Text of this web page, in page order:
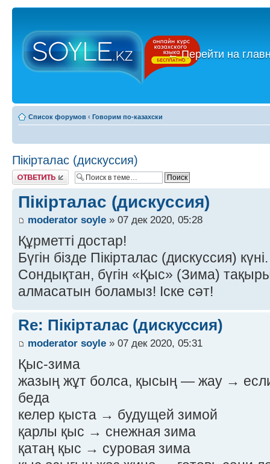
←Перейти на
Список форумов ‹ Говорим по-казахски
Пікірталас (дискуссия)
Ответить
Пікірталас (дискуссия)
moderator soyle » 07 дек 2020, 05:28
Құрметті достар!
Бүгін бізде Пікірталас (дискуссия) күні.
Сондықтан, бүгін «Қыс» (Зима)
алмасатын боламыз! Іске сәт!
Re: Пікірталас (дискуссия)
moderator soyle » 07 дек 2020, 05:31
Қыс-зима
жазың жұт болса, қысың — жау →
беда
келер қыста → будущей зимой
қарлы қыс → снежная зима
қатаң қыс → суровая зима